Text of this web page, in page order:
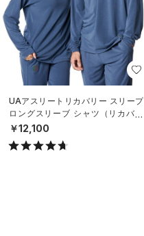
UAアスリートリカバリー スリープ
ロングスリーブ シャツ（リカバリ
ー/UNISEX）
￥12,100